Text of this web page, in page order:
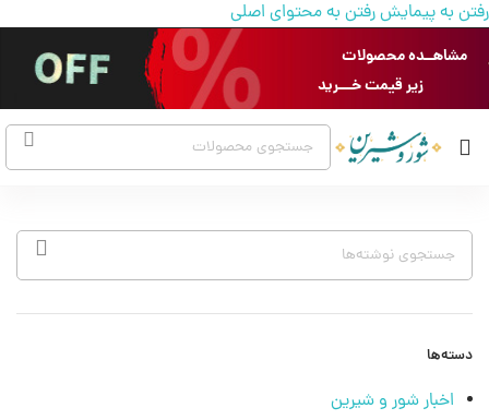
رفتن به پیمایشرفتن به محتوای اصلی
مشاهــده محصولات
زیر قیمت خـــرید
دسته‌ها
اخبار شور و شیرین